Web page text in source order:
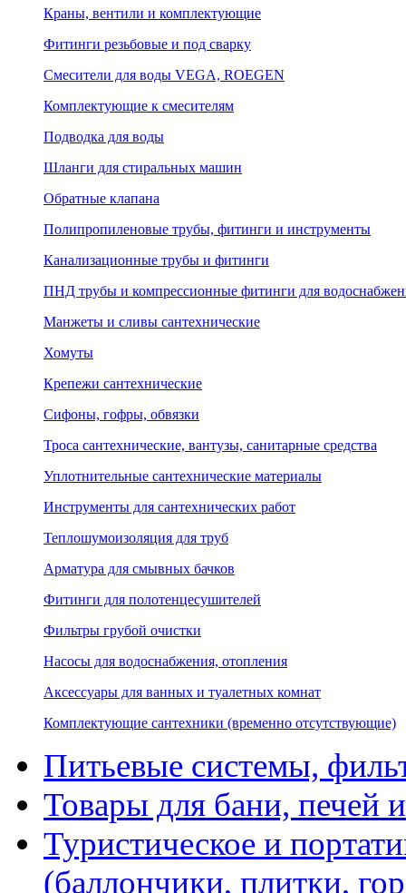
Краны, вентили и комплектующие
Фитинги резьбовые и под сварку
Смесители для воды VEGA, ROEGEN
Комплектующие к смесителям
Подводка для воды
Шланги для стиральных машин
Обратные клапана
Полипропиленовые трубы, фитинги и инструменты
Канализационные трубы и фитинги
ПНД трубы и компрессионные фитинги для
Манжеты и сливы сантехнические
Хомуты
Крепежи сантехнические
Сифоны, гофры, обвязки
Троса сантехнические, вантузы, санитарные средства
Уплотнительные сантехнические материалы
Инструменты для сантехнических работ
Теплошумоизоляция для труб
Арматура для смывных бачков
Фитинги для полотенцесушителей
Фильтры грубой очистки
Насосы для водоснабжения, отопления
Аксессуары для ванных и туалетных комнат
Комплектующие сантехники (временно отсутствующие)
Питьевые системы,
Товары для бани, печей
Туристическое и
(баллончики, плитки,